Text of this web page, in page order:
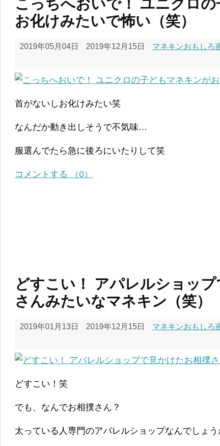
こっちへおいで！ ユニクロ
お化けみたいで怖い（笑）
2019年05月04日 2019年12月15日 マネキンおもしろ
首がないしお化けみたい笑
なんだか動き出しそうで不気味…
服選んでたら急に後ろにいたりして笑
コメントする （0）
どすこい！ アパレルショッ
さんみたいなマネキン（笑）
2019年01月13日 2019年12月15日 マネキンおもしろ
どすこい！笑
でも、なんでお相撲さん？
太っている人専門のアパレルショップなんでしょう